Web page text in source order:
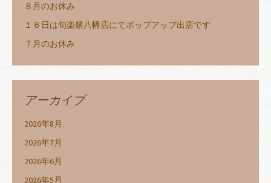
８月のお休み
１６日は旬楽膳八幡店にてポップアップ出店です
７月のお休み
アーカイブ
2026年8月
2026年7月
2026年6月
2026年5月